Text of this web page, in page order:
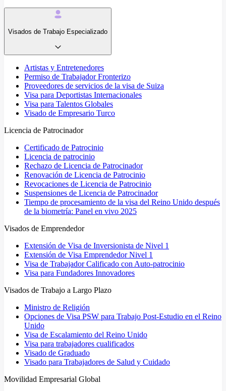
Visados de Trabajo Especializado
Artistas y Entretenedores
Permiso de Trabajador Fronterizo
Proveedores de servicios de la visa de Suiza
Visa para Deportistas Internacionales
Visa para Talentos Globales
Visado de Empresario Turco
Licencia de Patrocinador
Certificado de Patrocinio
Licencia de patrocinio
Rechazo de Licencia de Patrocinador
Renovación de Licencia de Patrocinio
Revocaciones de Licencia de Patrocinio
Suspensiones de Licencia de Patrocinador
Tiempo de procesamiento de la visa del Reino Unido después
de la biometría: Panel en vivo 2025
Visados de Emprendedor
Extensión de Visa de Inversionista de Nivel 1
Extensión de Visa Emprendedor Nivel 1
Visa de Trabajador Calificado con Auto-patrocinio
Visa para Fundadores Innovadores
Visados de Trabajo a Largo Plazo
Ministro de Religión
Opciones de Visa PSW para Trabajo Post-Estudio en el Reino
Unido
Visa de Escalamiento del Reino Unido
Visa para trabajadores cualificados
Visado de Graduado
Visado para Trabajadores de Salud y Cuidado
Movilidad Empresarial Global